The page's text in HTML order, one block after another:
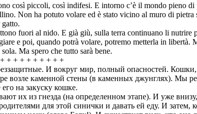
così piccoli, così indifesi. E intorno c’è il mondo pieno
Non ha potuto volare ed è stato vicino al muro di pietra
fuori al nido. E già giù, sulla terra continuano li nutrire
e poi, quando potrà volare, potremo metterla in
Ma spero che tutto sarà bene.
+ + + + + + + + +
И вокруг мир, полный опасностей.
возле каменной стены (в каменных джунглях). Мы
на закуску кошке.
их из гнезда (на определенном этапе). И уже
для этой синички и давать ей еду. И затем,